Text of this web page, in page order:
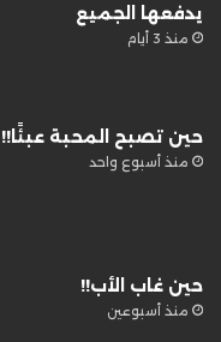
يدفعها الجميع
منذ 3 أيام
حين تصبح المحبة عبئًا!!
منذ أسبوع واحد
حين غاب الأب!!
منذ أسبوعين